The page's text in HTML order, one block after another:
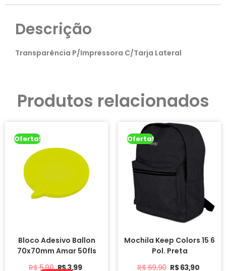
Descrição
Transparência P/Impressora C/Tarja Lateral
Produtos relacionados
Oferta!
Bloco Adesivo Ballon
70x70mm Amar 50fls
R$5,90 R$3,99
Oferta!
Mochila Keep Colors 15 6
Pol. Preta
R$69,90 R$63,90